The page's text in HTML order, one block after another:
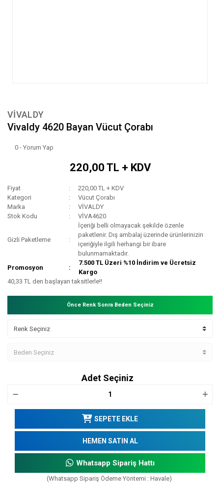
VİVALDY
Vivaldy 4620 Bayan Vücut Çorabı
0 - Yorum Yap
220,00 TL + KDV
Fiyat
220,00 TL + KDV
Kategori
Vücut Çorabı
Marka
VİVALDY
Stok Kodu
VİVA4620
Gizli Paketleme
İçeriği belli olmayacak şekilde özenle
paketlenir. Dış ambalaj üzerinde ürünlerinizin
içeriğiyle ilgili herhangi bir ibare
bulunmamaktadır.
Promosyon
7.500 TL Üzeri %10 İndirim ve Ücretsiz
Kargo
40,33 TL den başlayan taksitlerle!!
Önce Renk Sonra Beden Seçiniz
Adet Seçiniz
SEPETE EKLE
HEMEN SATIN AL
Whatsapp Sipariş Hattı
(Whatsapp Sipariş Ödeme Yöntemi : Havale)